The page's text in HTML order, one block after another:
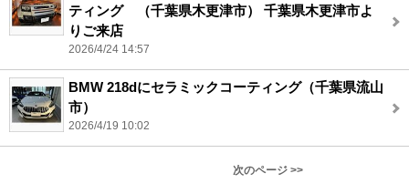
ティング （千葉県木更津市） 千葉県木更津市よ
りご来店
2026/4/24 14:57
BMW 218dにセラミックコーティング（千葉県流山
市）
2026/4/19 10:02
次のページ >>